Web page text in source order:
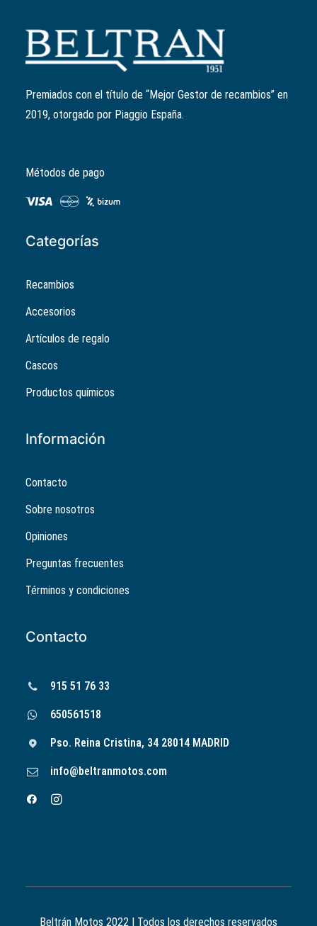
Rodillo variador 21x17mm 11 2gr
842870
3,67
original
era:
El
actual
Premiados con el título de “Mejor Gestor de recambios” en
2019, otorgado por Piaggio España.
Métodos de pago
Categorías
Recambios
Accesorios
Artículos de regalo
Cascos
Productos químicos
Información
Contacto
Sobre nosotros
Opiniones
Preguntas frecuentes
Términos y condiciones
Contacto
915 51 76 33
650561518
Pso. Reina Cristina, 34 28014 MADRID
info@beltranmotos.com
Beltrán Motos 2022 | Todos los derechos reservados